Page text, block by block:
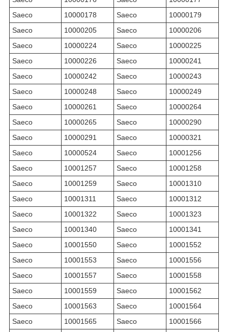
Saeco
10000178 Saeco
10000179
Saeco
10000205 Saeco
10000206
Saeco
10000224 Saeco
10000225
Saeco
10000226 Saeco
10000241
Saeco
10000242 Saeco
10000243
Saeco
10000248 Saeco
10000249
Saeco
10000261 Saeco
10000264
Saeco
10000265 Saeco
10000290
Saeco
10000291 Saeco
10000321
Saeco
10000524 Saeco
10001256
Saeco
10001257 Saeco
10001258
Saeco
10001259 Saeco
10001310
Saeco
10001311 Saeco
10001312
Saeco
10001322 Saeco
10001323
Saeco
10001340 Saeco
10001341
Saeco
10001550 Saeco
10001552
Saeco
10001553 Saeco
10001556
Saeco
10001557 Saeco
10001558
Saeco
10001559 Saeco
10001562
Saeco
10001563 Saeco
10001564
Saeco
10001565 Saeco
10001566